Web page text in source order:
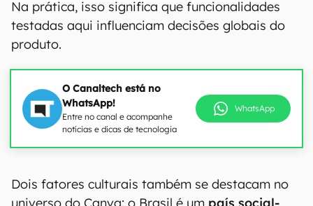
Na prática, isso significa que funcionalidades
testadas aqui influenciam decisões globais do
produto.
O Canaltech está no
WhatsApp!
Entre no canal e acompanhe
notícias e dicas de tecnologia
WhatsApp